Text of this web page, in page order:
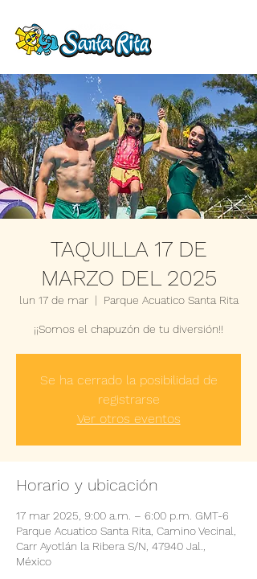
TAQUILLA 17 DE
MARZO DEL 2025
lun 17 de mar
  |
Parque Acuatico Santa Rita
¡¡Somos el chapuzón de tu diversión!!
Se ha cerrado la posibilidad de
registrarse
Ver otros eventos
Horario y ubicación
17 mar 2025, 9:00 a.m. – 6:00 p.m. GMT-6
Parque Acuatico Santa Rita, Camino Vecinal,
Carr Ayotlán la Ribera S/N, 47940 Jal.,
México